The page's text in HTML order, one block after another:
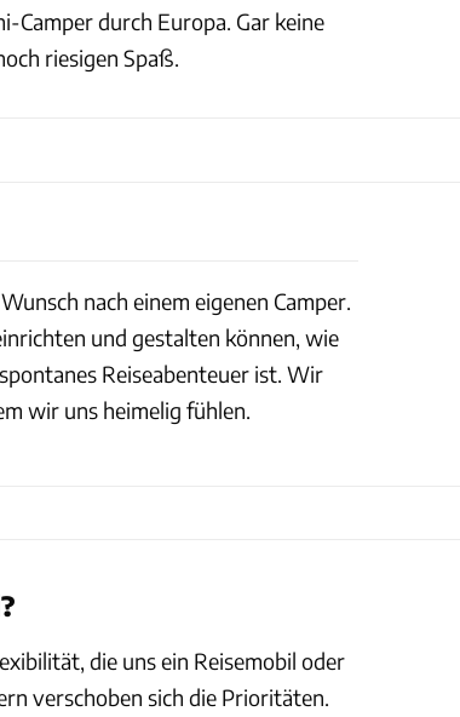
Camper durch Europa. Gar keine
riesigen Spaß.
nach einem eigenen Camper.
und gestalten können, wie
Reiseabenteuer ist. Wir
wir uns heimelig fühlen.
die uns ein Reisemobil oder
verschoben sich die Prioritäten.